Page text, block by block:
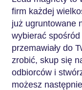
firm każdej
już ugruntowane
wybierać
przemawiały do
zrobić, skup się
odbiorców i
możesz